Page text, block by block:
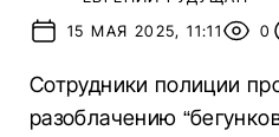
15 МАЯ 2025, 11:11
0
Сотрудники полиции
разоблачению